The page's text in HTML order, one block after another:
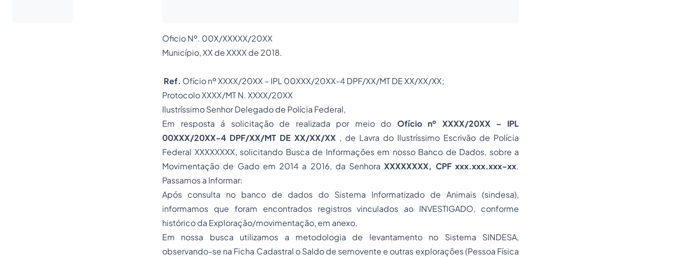
Oficio Nº. 00X/XXXXX/20XX
Município, XX de XXXX de 2018.
Ref. Ofício nº XXXX/20XX – IPL 00XXX/20XX-4 DPF/XX/MT DE XX/XX/XX;
Protocolo XXXX/MT N. XXXX/20XX
Ilustríssimo Senhor Delegado de Polícia Federal,
Em resposta á solicitação de realizada por meio do Ofício nº XXXX/20XX – IPL
00XXX/20XX-4 DPF/XX/MT DE XX/XX/XX , de Lavra do Ilustríssimo Escrivão de Polícia
Federal XXXXXXXX, solicitando Busca de Informações em nosso Banco de Dados, sobre a
Movimentação de Gado em 2014 a 2016, da SenhoraXXXXXXXX, CPF xxx.xxx.xxx-xx.
Passamos a Informar:
Após consulta no banco de dados do Sistema Informatizado de Animais (sindesa),
informamos que foram encontrados registros vinculados ao INVESTIGADO, conforme
histórico da Exploração/movimentação, em anexo.
Em nossa busca utilizamos a metodologia de levantamento no Sistema SINDESA,
observando-se na Ficha Cadastral o Saldo de semovente e outras explorações (Pessoa Física